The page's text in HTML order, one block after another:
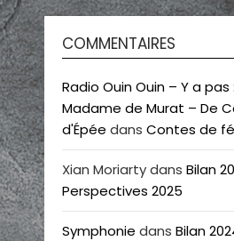
COMMENTAIRES
Radio Ouin Ouin – Y a pas
Madame de Murat – De
d'Épée dans Contes de
Xian Moriartydans Bilan
Perspectives 2025
Symphonie dans Bilan